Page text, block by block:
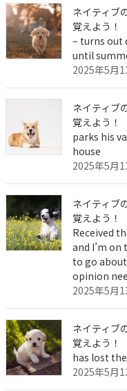
ネイティブ
覚えよう
– turns out
until
2025年5月
ネイティブ
覚えよう
parks his
house
2025年5月
ネイティブ
覚えよう
Received
and I’m on
to go
opinion
2025年5月
ネイティブ
覚えよう
has lost
2025年5月